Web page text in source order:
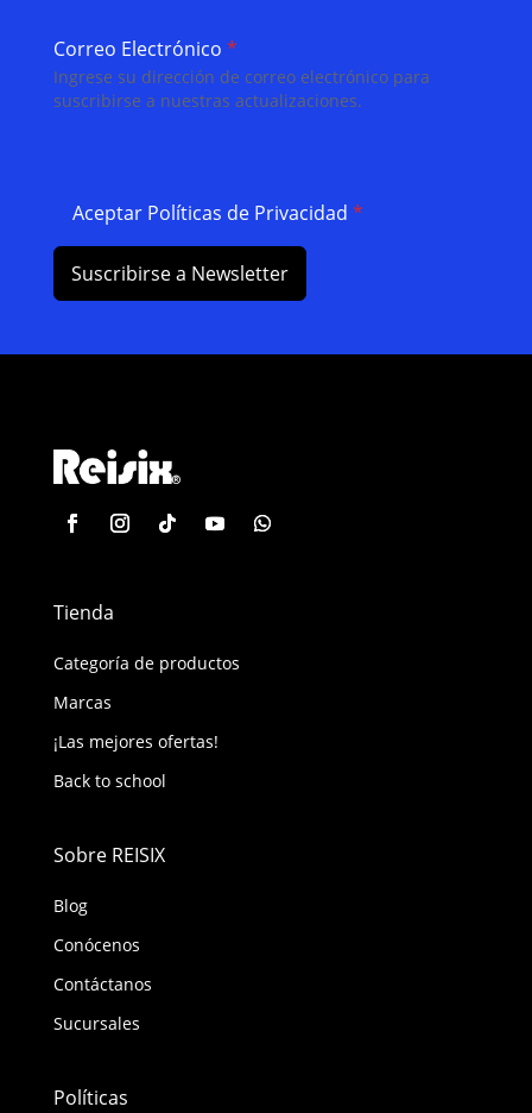
Correo Electrónico *
Ingrese su dirección de correo electrónico para
suscribirse a nuestras actualizaciones.
Aceptar Políticas de Privacidad *
Suscribirse a Newsletter
Tienda
Categoría de productos
Marcas
¡Las mejores ofertas!
Back to school
Sobre REISIX
Blog
Conócenos
Contáctanos
Sucursales
Políticas